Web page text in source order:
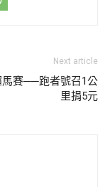
Next article
馬賽──跑者號召1公
里捐5元